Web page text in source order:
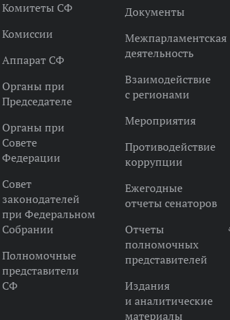
Комитеты СФ
Комиссии
Аппарат СФ
Органы при
Председателе
Органы при
Совете
Федерации
Совет
законодателей
при Федеральном
Собрании
Полномочные
представители
СФ
Документы
Межпарламентская
деятельность
Взаимодействие
с регионами
Мероприятия
Противодействие
коррупции
Ежегодные
отчеты сенаторов
Отчеты
полномочных
представителей
Издания
и аналитические
материалы